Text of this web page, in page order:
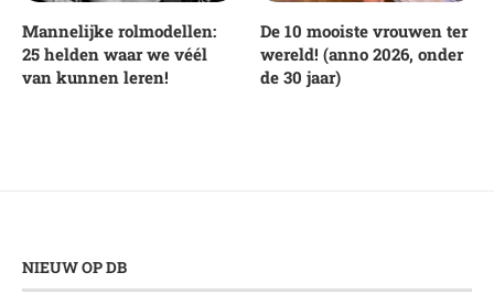
Mannelijke rolmodellen:
25 helden waar we véél
van kunnen leren!
De 10 mooiste vrouwen ter
wereld! (anno 2026, onder
de 30 jaar)
NIEUW OP DB